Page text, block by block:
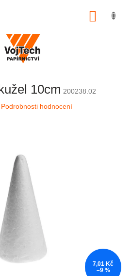
10cm 200238.02
produktu je 0,0 z 5 hvězdiček.
Podrobnosti hodnocení
7,01 Kč
–9 %